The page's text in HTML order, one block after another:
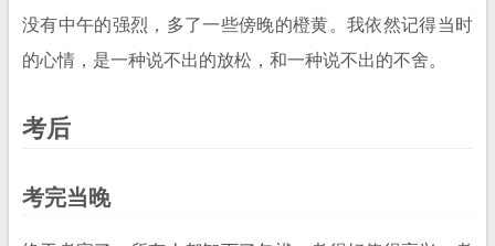
没有中午的强烈，多了一些傍晚的橙黄。我依然记得当时
的心情，是一种说不出的放松，和一种说不出的不舍。
考后
考完当晚